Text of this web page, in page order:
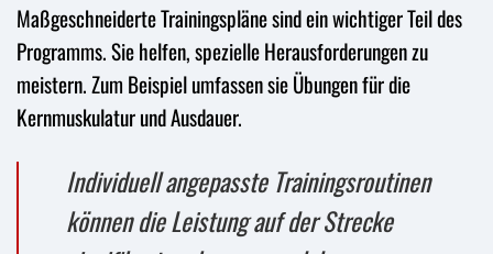
Maßgeschneiderte Trainingspläne sind ein wichtiger Teil des
Programms. Sie helfen, spezielle Herausforderungen zu
meistern. Zum Beispiel umfassen sie Übungen für die
Kernmuskulatur und Ausdauer.
Individuell angepasste Trainingsroutinen
können die Leistung auf der Strecke